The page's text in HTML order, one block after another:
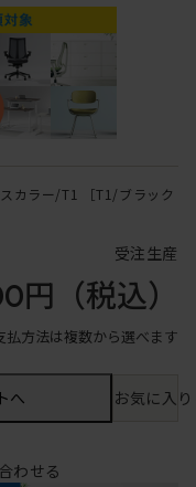
カラー/T1 ［T1/ブラック
受注生産
円 （税込）
払方法は複数から選べます
へ お気に入
わせる